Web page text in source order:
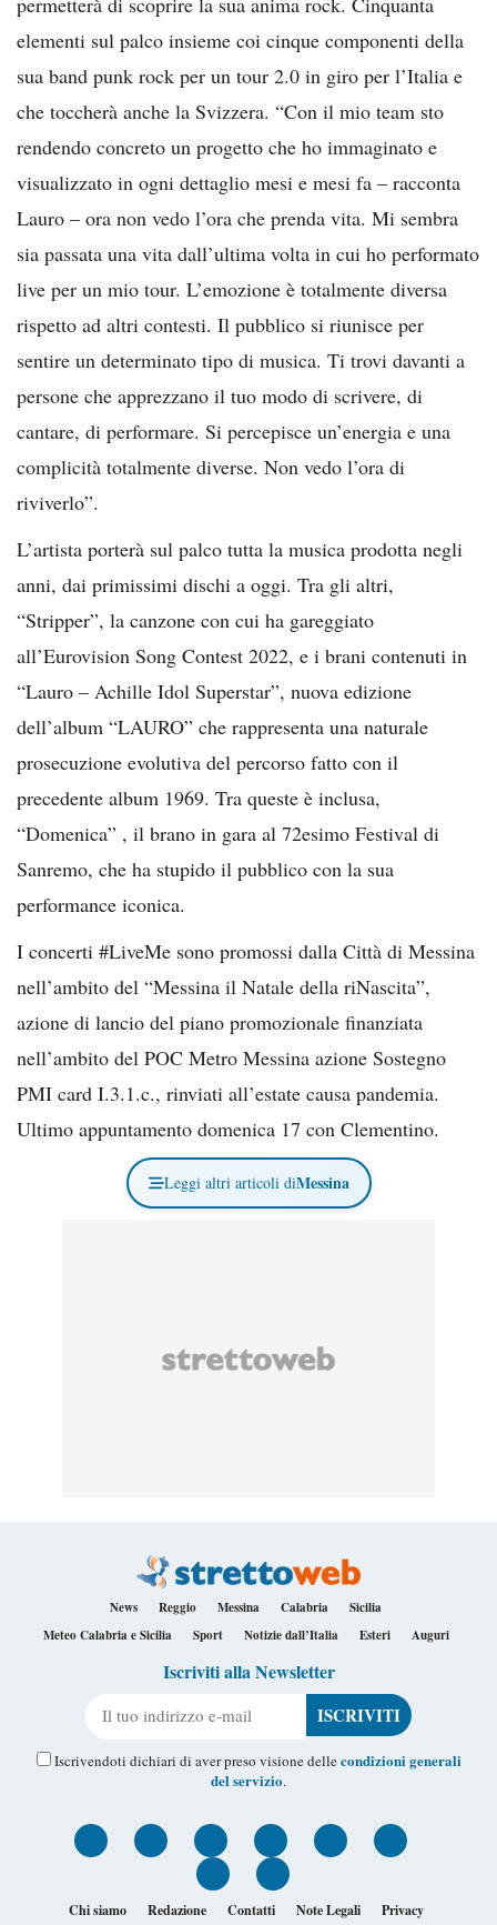
elementi sul palco insieme coi cinque componenti della
sua band punk rock per un tour 2.0 in giro per l’Italia e
che toccherà anche la Svizzera. “Con il mio team sto
rendendo concreto un progetto che ho immaginato e
visualizzato in ogni dettaglio mesi e mesi fa – racconta
Lauro – ora non vedo l’ora che prenda vita. Mi sembra
sia passata una vita dall’ultima volta in cui ho performato
live per un mio tour. L’emozione è totalmente diversa
rispetto ad altri contesti. Il pubblico si riunisce per
sentire un determinato tipo di musica. Ti trovi davanti a
persone che apprezzano il tuo modo di scrivere, di
cantare, di performare. Si percepisce un’energia e una
complicità totalmente diverse. Non vedo l’ora di
riviverlo”.
L’artista porterà sul palco tutta la musica prodotta negli
anni, dai primissimi dischi a oggi. Tra gli altri,
“Stripper”, la canzone con cui ha gareggiato
all’Eurovision Song Contest 2022, e i brani contenuti in
“Lauro – Achille Idol Superstar”, nuova edizione
dell’album “LAURO” che rappresenta una naturale
prosecuzione evolutiva del percorso fatto con il
precedente album 1969. Tra queste è inclusa,
“Domenica” , il brano in gara al 72esimo Festival di
Sanremo, che ha stupido il pubblico con la sua
performance iconica.
I concerti #LiveMe sono promossi dalla Città di Messina
nell’ambito del “Messina il Natale della riNascita”,
azione di lancio del piano promozionale finanziata
nell’ambito del POC Metro Messina azione Sostegno
PMI card I.3.1.c., rinviati all’estate causa pandemia.
Ultimo appuntamento domenica 17 con Clementino.
Leggi altri articoli diMessina
News Reggio Messina Calabria
Sicilia
Meteo Calabria e Sicilia
Sport Notizie dall’Italia Esteri Auguri
Iscriviti alla Newsletter
Iscrivendoti dichiari di aver preso visione dellecondizioni generali
del servizio.
Chi siamo Redazione Contatti Note Legali Privacy